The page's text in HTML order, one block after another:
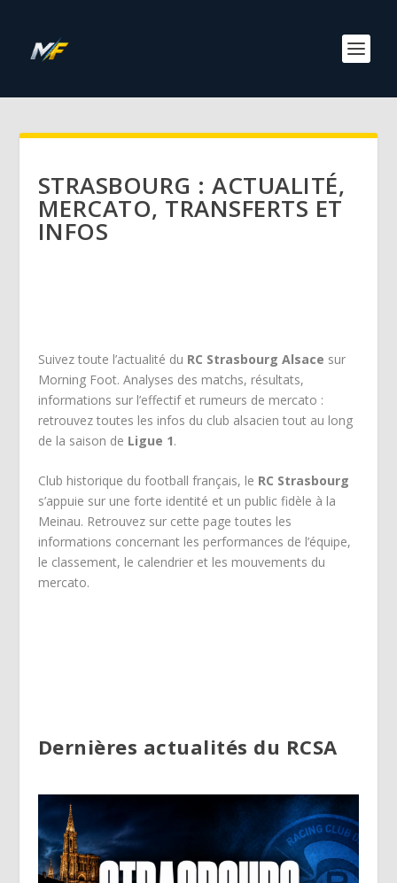
STRASBOURG : ACTUALITÉ,
MERCATO, TRANSFERTS ET
INFOS
Suivez toute l’actualité du RC Strasbourg Alsace sur
Morning Foot. Analyses des matchs, résultats,
informations sur l’effectif et rumeurs de mercato :
retrouvez toutes les infos du club alsacien tout au long
de la saison de Ligue 1.
Club historique du football français, le RC Strasbourg
s’appuie sur une forte identité et un public fidèle à la
Meinau. Retrouvez sur cette page toutes les
informations concernant les performances de l’équipe,
le classement, le calendrier et les mouvements du
mercato.
Dernières actualités du RCSA